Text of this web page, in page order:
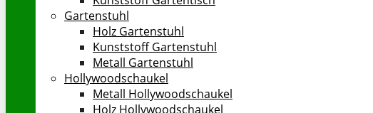
Gartenstuhl
Holz Gartenstuhl
Kunststoff Gartenstuhl
Metall Gartenstuhl
Hollywoodschaukel
Metall Hollywoodschaukel
Holz Hollywoodschaukel